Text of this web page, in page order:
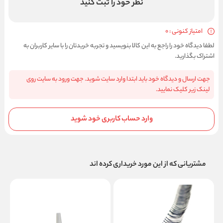
نظر خود را ثبت کنید
امتیاز کنونی : 0
لطفا دیدگاه خود را راجع به این کالا بنویسید و تجربه خریدتان را با سایر کاربران به
اشتراک بگذارید.
جهت ارسال و دیدگاه خود باید ابتدا وارد سایت شوید. جهت ورود به سایت روی
لینک زیر کلیک نمایید.
وارد حساب کاربری خود شوید
مشتریانی که از این مورد خریداری کرده اند